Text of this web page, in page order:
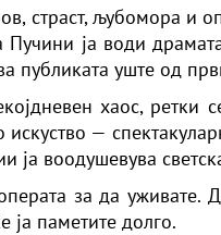
страст, љубомора и
ја води
публиката уште од
хаос, ретки
—
воодушевува
за да уживате.
паметите долго.